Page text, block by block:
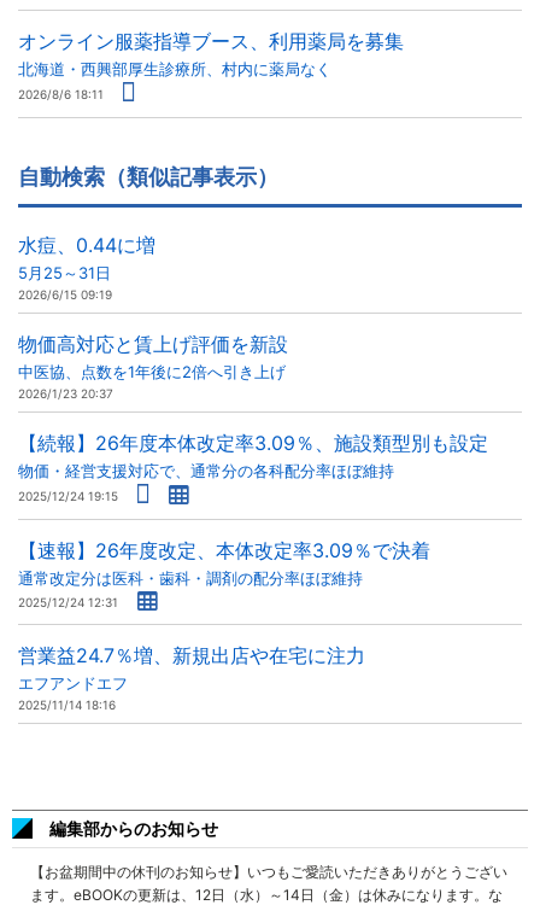
オンライン服薬指導ブース、利用薬局を募集
北海道・西興部厚生診療所、村内に薬局なく
2026/8/6 18:11
自動検索（類似記事表示）
水痘、0.44に増
5月25～31日
2026/6/15 09:19
物価高対応と賃上げ評価を新設
中医協、点数を1年後に2倍へ引き上げ
2026/1/23 20:37
【続報】26年度本体改定率3.09％、施設類型別も設定
物価・経営支援対応で、通常分の各科配分率ほぼ維持
2025/12/24 19:15
【速報】26年度改定、本体改定率3.09％で決着
通常改定分は医科・歯科・調剤の配分率ほぼ維持
2025/12/24 12:31
営業益24.7％増、新規出店や在宅に注力
エフアンドエフ
2025/11/14 18:16
編集部からのお知らせ
【お盆期間中の休刊のお知らせ】いつもご愛読いただきありがとうござい
ます。eBOOKの更新は、12日（水）～14日（金）は休みになります。な